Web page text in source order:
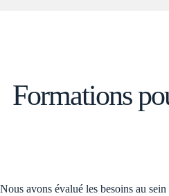
Formations
Nous avons évalué les besoins au